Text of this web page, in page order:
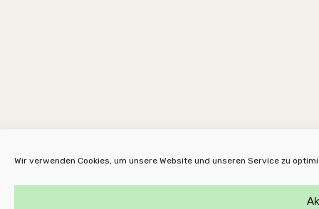
Wir verwenden Cookies, um unsere Website und unseren Service zu